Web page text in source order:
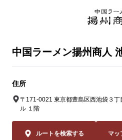
中国ラーメン揚州商人
住所
〒171-0021 東京都豊島区西池袋３
ル １階
ルートを検索する マッ